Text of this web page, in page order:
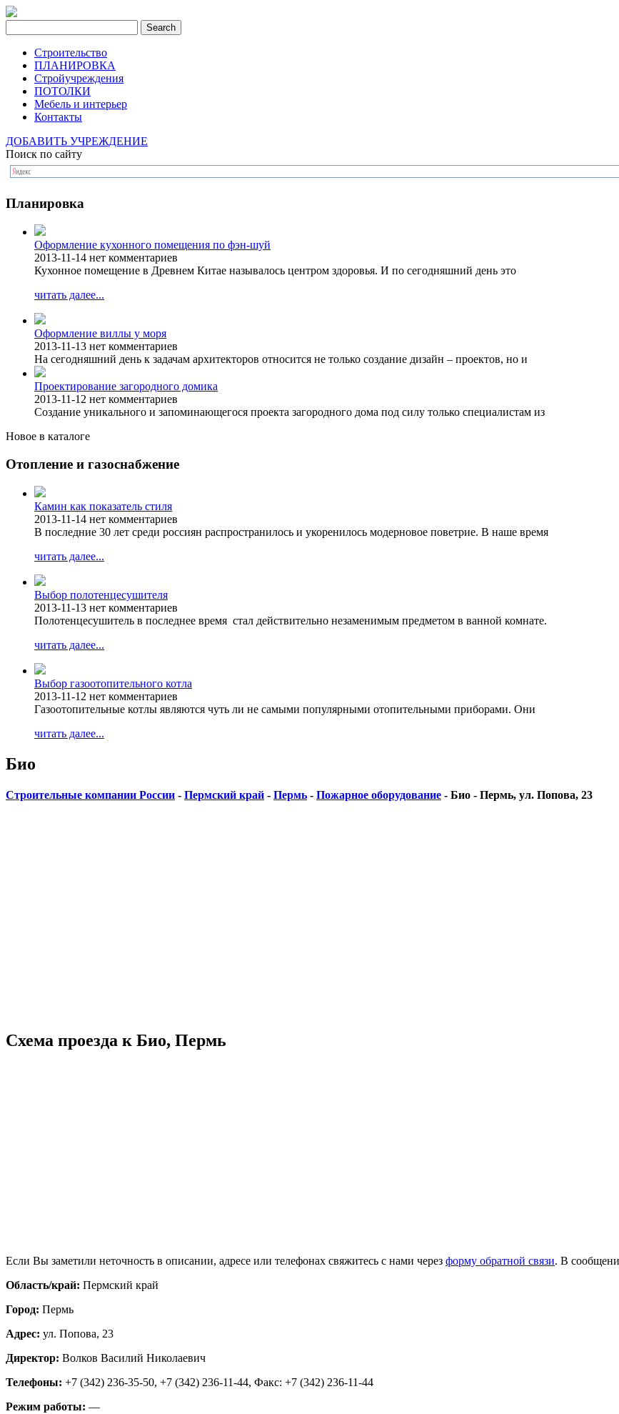
Строительство
ПЛАНИРОВКА
Стройучреждения
ПОТОЛКИ
Мебель и интерьер
Контакты
ДОБАВИТЬ УЧРЕЖДЕНИЕ
Поиск по сайту
Планировка
Оформление кухонного помещения по фэн-шуй
2013-11-14 нет комментариев
Кухонное помещение в Древнем Китае называлось центром здоровья. И по сегодняшний день это
читать далее...
Оформление виллы у моря
2013-11-13 нет комментариев
На сегодняшний день к задачам архитекторов относится не только создание дизайн – проектов, но и
Проектирование загородного домика
2013-11-12 нет комментариев
Создание уникального и запоминающегося проекта загородного дома под силу только специалистам из
Новое в каталоге
Отопление и газоснабжение
Камин как показатель стиля
2013-11-14 нет комментариев
В последние 30 лет среди россиян распространилось и укоренилось модерновое поветрие. В наше время
читать далее...
Выбор полотенцесушителя
2013-11-13 нет комментариев
Полотенцесушитель в последнее время стал действительно незаменимым предметом в ванной комнате.
читать далее...
Выбор газоотопительного котла
2013-11-12 нет комментариев
Газоотопительные котлы являются чуть ли не самыми популярными отопительными приборами. Они
читать далее...
Био
Строительные компании России - Пермский край - Пермь - Пожарное оборудование - Био - Пермь, ул. Попова, 23
Схема проезда к Био, Пермь
Если Вы заметили неточность в описании, адресе или телефонах свяжитесь с нами через форму обратной связи. В
Область/край: Пермский край
Город: Пермь
Адрес: ул. Попова, 23
Директор: Волков Василий Николаевич
Телефоны: +7 (342) 236-35-50, +7 (342) 236-11-44, Факс: +7 (342) 236-11-44
Режим работы: —